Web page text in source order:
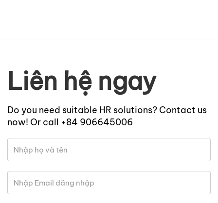
Liên hệ ngay
Do you need suitable HR solutions? Contact us
now! Or call +84 906645006